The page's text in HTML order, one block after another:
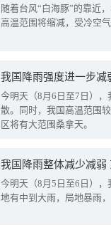
随着台风“白海豚”的靠近
高温范围将缩减，受冷空
今明天（8月6日至7日）
散。同时，我国高温范围
区将有大范围桑拿天。
我国降雨整体减少减弱
今明天（8月5日至6日）
地有中到大雨，局地暴雨